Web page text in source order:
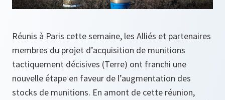
Réunis à Paris cette semaine, les Alliés et partenaires
membres du projet d’acquisition de munitions
tactiquement décisives (Terre) ont franchi une
nouvelle étape en faveur de l’augmentation des
stocks de munitions. En amont de cette réunion,